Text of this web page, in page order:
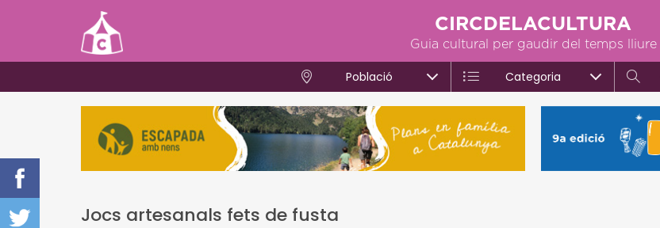
CIRCDELACULTURA
Guia cultural per gaudir del temps lliure
Població Categoria
Jocs artesanals fets de fusta